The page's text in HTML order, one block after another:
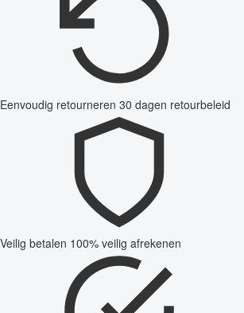
Eenvoudig retourneren 30 dagen retourbeleid
Veilig betalen 100% veilig afrekenen